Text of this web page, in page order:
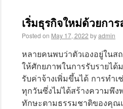
เริ่มธุรกิจใหม่ด้วยกา
Posted on May 17, 2022 byadmin
หลายคนพบว่าตัวเองอยู่ใน
ให้ศักยภาพในการรับรายไ
รับค่าจ้างเพิ่มขึ้นได้ การทำ
ทุกวันซึ่งไม่ได้สร้างความพึง
ทักษะตามธรรมชาติของคุณ